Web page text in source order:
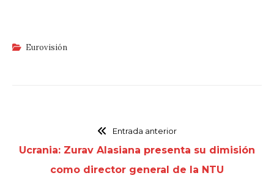
Eurovisión
Entrada anterior
Ucrania: Zurav Alasiana presenta su dimisión
como director general de la NTU